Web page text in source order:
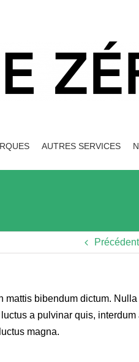
AUTRES SERVICES
Précédent
mattis bibendum dictum.
a pulvinar quis, interdum
magna.